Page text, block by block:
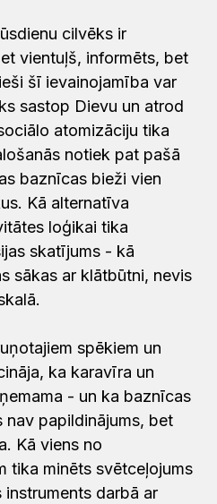
cilvēks ir
vientuļš, informēts, bet
šī ievainojamība var
sastop Dievu un atrod
atomizāciju tika
notiek pat pašā
baznīcas bieži vien
Kā alternatīva
loģikai tika
skatījums - kā
sākas ar klātbūtni, nevis
spēkiem un
ka karavīra un
- un ka baznīcas
papildinājums, bet
Kā viens no
tika minēts svētceļojums
darbā ar